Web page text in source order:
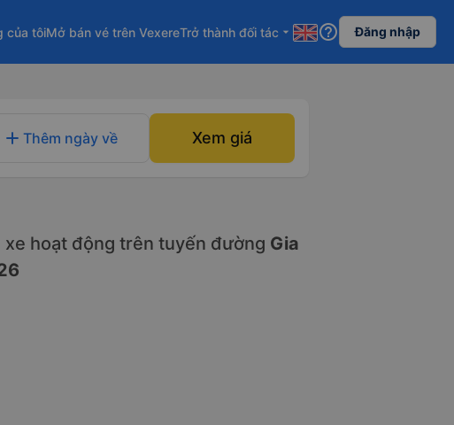
của tôiMở bán vé trên VexereTrở thành đối tác arrow_drop_down help_outline Đăng nhập
add Thêm ngày về Xem giá
xe hoạt động trên tuyến đường Gia